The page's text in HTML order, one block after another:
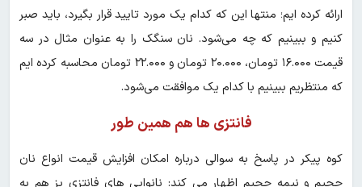
ارائه کرده ایم؛ منتها این که کدام یک مورد تایید قرار بگیرد، باید صبر
کنیم و ببینیم که چه می‌شود. نان سنگک را به عنوان مثال در سه
قیمت ۱۶.۰۰۰ تومان، ۲۰.۰۰۰ تومان و ۲۲.۰۰۰ تومان محاسبه کرده ایم
که منتظریم ببینیم با کدام یک موافقت می‌شود.
فانتزی ها هم همین طور
کوه پیکر در پاسخ به سوالی درباره امکان افزایش قیمت انواع نان
حجیم و نیمه حجیم اظهار می کند: نانوایی های فانتزی پز هم به